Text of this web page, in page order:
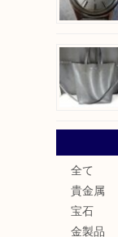
全て
貴金属
宝石
金製品